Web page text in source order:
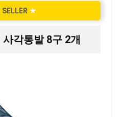
SELLER ★
각통발 8구 2개